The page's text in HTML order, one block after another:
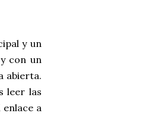
y un
con un
abierta.
leer las
a